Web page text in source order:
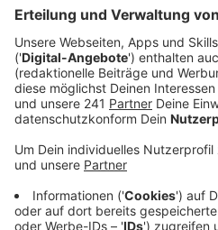
TV-Sender im Kabelnetz von
Januar 2024 auf andere
Im Bestfall werdet ihr die
bemerken, sofern ihr bereits
Receiver verfügt. Falls ihr
unser Radiosignal noch über
empfangt, gibt es zwei
Ihr hört uns über einen
wie zum Beispiel über ein